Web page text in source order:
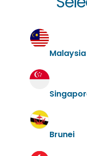
Malaysia
Brunei